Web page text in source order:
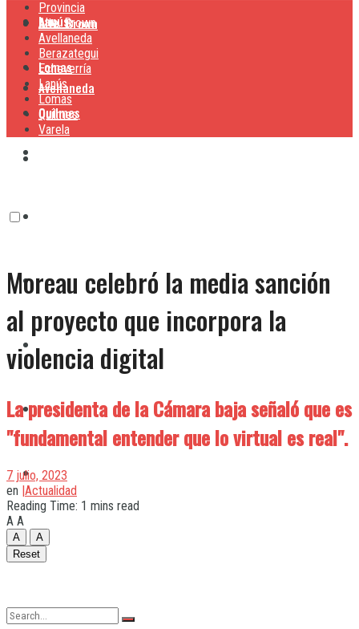
Lanús
Lomas
Quilmes
Alte. Brown
Avellaneda
Lanús
Lomas
Quilmes
Varela
Provincia
Alte. Brown
Avellaneda
Berazategui
Echeverría
Lanús
Lomas
Quilmes
Varela
Moreau celebró la media sanción
al proyecto que incorpora la
violencia digital
La presidenta de la Cámara baja señaló que es
"fundamental entender que lo virtual es real".
7 julio, 2023
en |Actualidad
Reading Time: 1 mins read
A A
A
A
Reset